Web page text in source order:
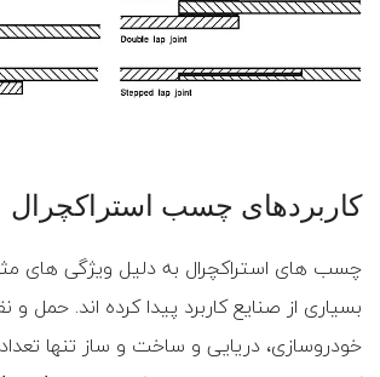
کاربردهای چسب استراکچرال
چسب های استراکچرال به دلیل ویژگی های
بسیاری از صنایع کاربرد پیدا کرده اند. حمل و
خودروسازی، دریایی و ساخت و ساز تنها